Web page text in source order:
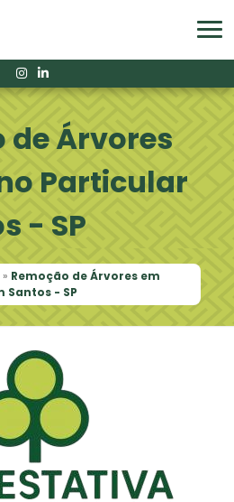
de Árvores
Particular
- SP
» Remoção de Árvores em
Santos - SP